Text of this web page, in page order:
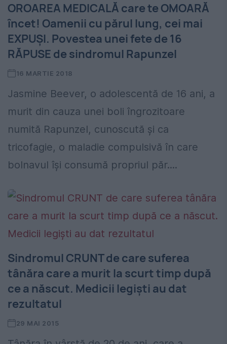
OROAREA MEDICALĂ care te OMOARĂ
încet! Oamenii cu părul lung, cei mai
EXPUȘI. Povestea unei fete de 16
RĂPUSE de sindromul Rapunzel
16 MARTIE 2018
Jasmine Beever, o adolescentă de 16 ani, a
murit din cauza unei boli îngrozitoare
numită Rapunzel, cunoscută și ca
tricofagie, o maladie compulsivă în care
bolnavul își consumă propriul păr....
Sindromul CRUNT de care suferea
tânăra care a murit la scurt timp după
ce a născut. Medicii legişti au dat
rezultatul
29 MAI 2015